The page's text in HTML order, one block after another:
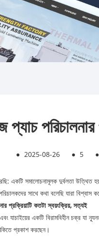
● 2025-08-26 ● 5 ●
একটি সমালোচনামূলক দুর্বলতা উত্থিত
সাথে কথা বলেছি যারা বিশ্বাস
প্রক্রিয়াটি কতটা স্বয়ংক্রিয়, সত্যই
একটি বিরামবিহীন চক্র যা
প্রকাশ করছেন।